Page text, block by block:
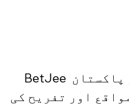
BetJee ایک مقبول آن لائن کیسینو اور اسپورٹس بیٹنگ پلیٹ فارم ہے جو پاکستان
اور تفریح ​​کی